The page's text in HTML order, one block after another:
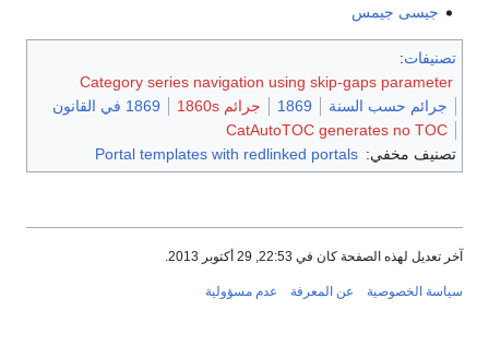
جيسى جيمس
تصنيفات:
Category series navigation using skip-gaps parameter
جرائم حسب السنة
1869 جرائم 1860s
1869 في القانون
CatAutoTOC generates no TOC
تصنيف مخفي: Portal templates with redlinked portals
آخر تعديل لهذه الصفحة كان في 22:53, 29 أكتوبر 2013.
سياسة الخصوصية عن المعرفة عدم مسؤولية